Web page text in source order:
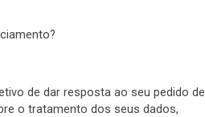
de dar resposta ao seu pedido de
o tratamento dos seus dados,